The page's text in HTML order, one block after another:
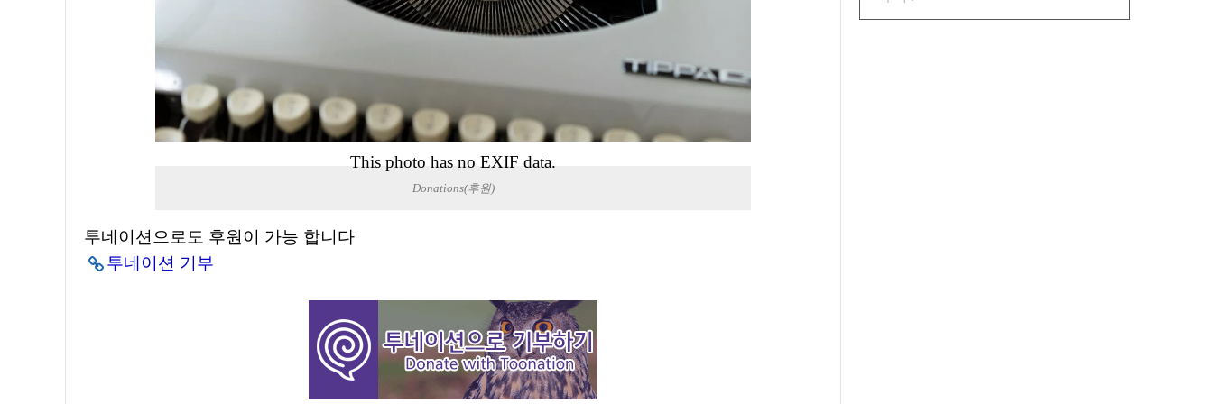
This photo has no EXIF data.
Donations(후원)
투네이션으로도 후원이 가능 합니다
투네이션 기부